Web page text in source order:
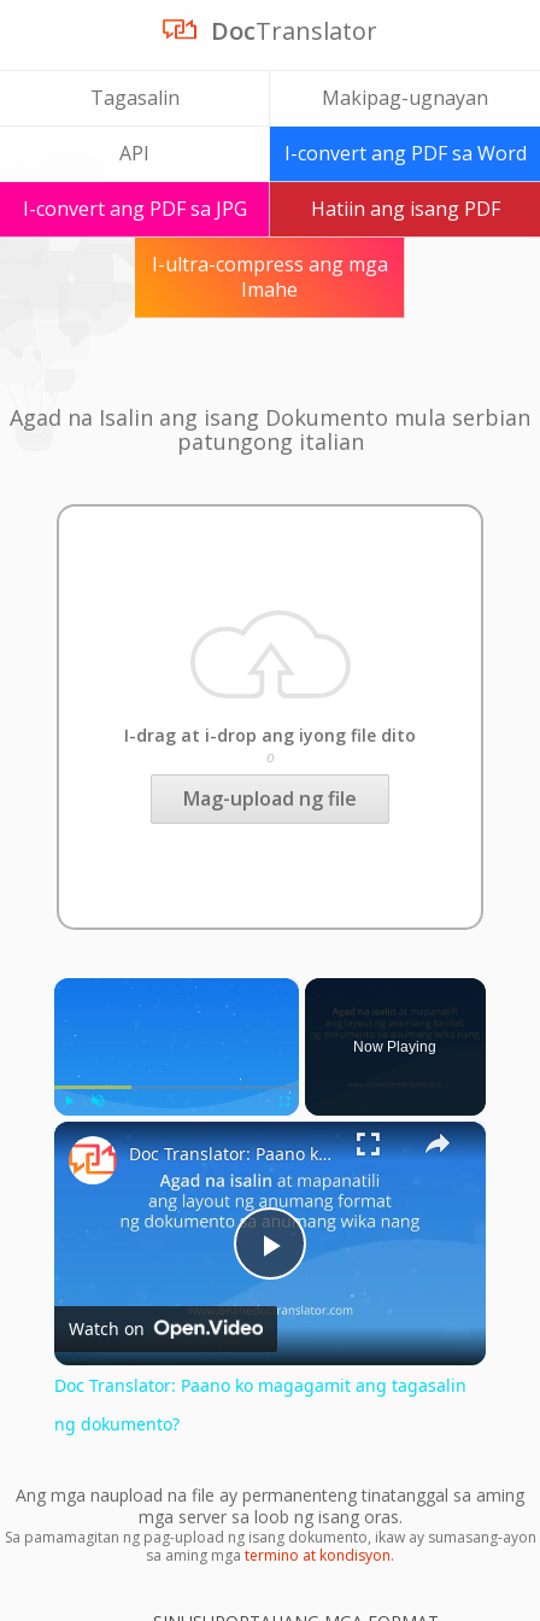
DocTranslator
Tagasalin Makipag-ugnayan
API I-convert ang PDF sa Word
I-convert ang PDF sa JPG Hatiin ang isang PDF
I-ultra-compress ang mga
Imahe
Agad na Isalin ang isang Dokumento mula serbian
patungong italian
I-drag at i-drop ang iyong file dito
o
Mag-upload ng file
×
Play Unmute Fullscreen
Now Playing
×
Play
Video
Doc Translator: Paano ko magagamit ang tagasalin ng dokumento?
Watch on
Doc Translator: Paano ko magagamit ang tagasalin
ng dokumento?
Ang mga naupload na file ay permanenteng tinatanggal sa aming
mga server sa loob ng isang oras.
Sa pamamagitan ng pag-upload ng isang dokumento, ikaw ay sumasang-ayon
sa aming mga termino at kondisyon.